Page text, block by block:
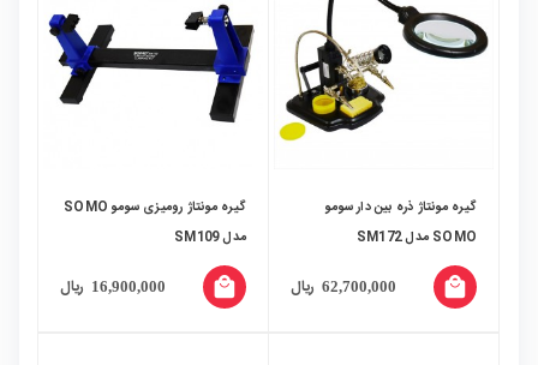
گیره مونتاژ ذره بین دار سومو
SOMO مدل SM172
62,700,000 ریال local_mall
گیره مونتاژ رومیزی سومو SOMO
مدل SM109
16,900,000 ریال local_mall